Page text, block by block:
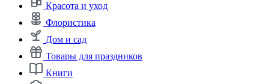
Красота и уход
Флористика
Дом и сад
Товары для праздников
Книги